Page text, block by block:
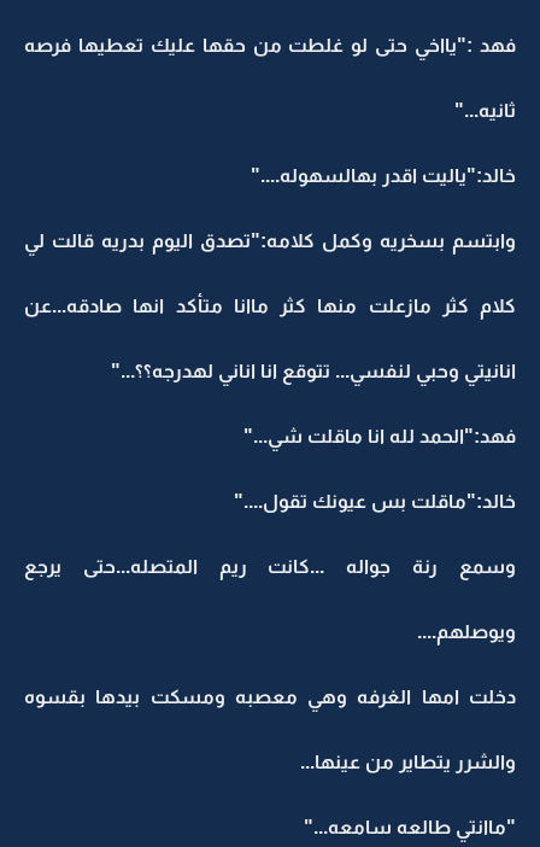
فهد :"يااخي حتى لو غلطت من حقها عليك تعطيها فرصه
ثانيه..."
خالد:"ياليت اقدر بهالسهوله...."
وابتسم بسخريه وكمل كلامه:"تصدق اليوم بدريه قالت لي
كلام كثر مازعلت منها كثر ماانا متأكد انها صادقه...عن
انانيتي وحبي لنفسي... تتوقع انا اناني لهدرجه؟؟..."
فهد:"الحمد لله انا ماقلت شي..."
خالد:"ماقلت بس عيونك تقول...."
وسمع رنة جواله ...كانت ريم المتصله...حتى يرجع
ويوصلهم....
دخلت امها الغرفه وهي معصبه ومسكت بيدها بقسوه
والشرر يتطاير من عينها...
"ماانتي طالعه سامعه..."